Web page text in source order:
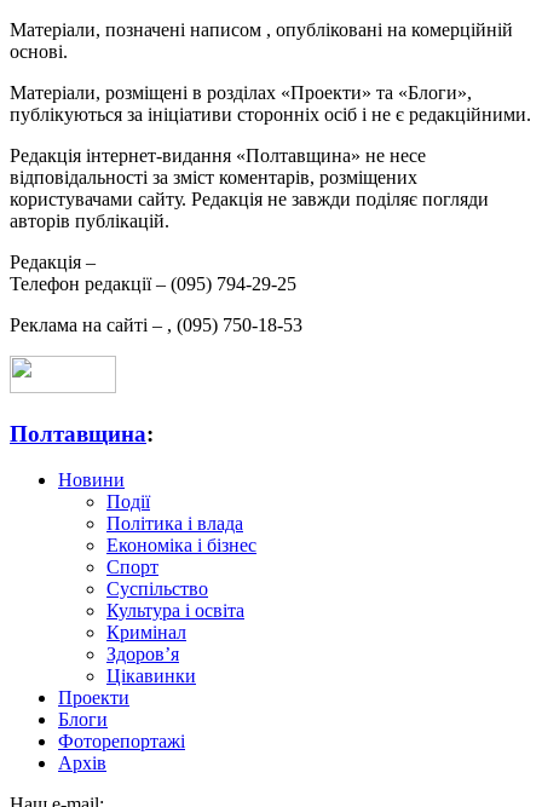
Матеріали, позначені написом , опубліковані на комерційній
основі.
Матеріали, розміщені в розділах «Проекти» та «Блоги»,
публікуються за ініціативи сторонніх осіб і не є редакційними.
Редакція інтернет-видання «Полтавщина» не несе
відповідальності за зміст коментарів, розміщених
користувачами сайту. Редакція не завжди поділяє погляди
авторів публікацій.
Редакція –
Телефон редакції – (095) 794-29-25
Реклама на сайті – , (095) 750-18-53
Полтавщина:
Новини
Події
Політика і влада
Економіка і бізнес
Спорт
Суспільство
Культура і освіта
Кримінал
Здоров’я
Цікавинки
Проекти
Блоги
Фоторепортажі
Архів